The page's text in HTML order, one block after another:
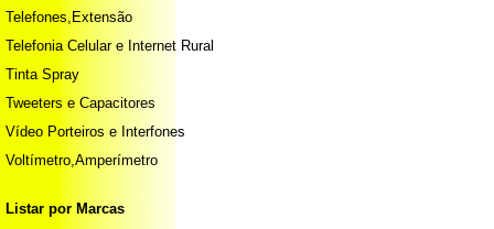
Telefones,Extensão
Telefonia Celular e Internet Rural
Tinta Spray
Tweeters e Capacitores
Vídeo Porteiros e Interfones
Voltímetro,Amperímetro
Listar por Marcas